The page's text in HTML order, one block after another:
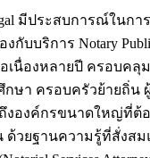
มีประสบการณ์ในกา
กับบริการ Notary
ต่อเนื่องหลายปี ครอบค
กษา ครอบครัวย้ายถิ่น
งองค์กรขนาดใหญ่ที่ต้อ
ด้วยฐานความรู้ที่สั่งส